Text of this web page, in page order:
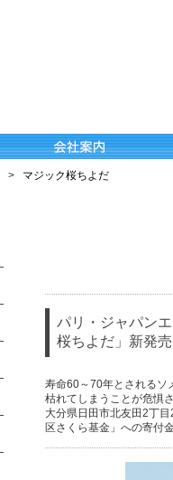
> マジック桜ちよだ
パリ・ジャパン
桜ちよだ」新発売
寿命60～70年とされるソ
枯れてしまうことが危惧
大分県日田市北友田2丁
区さくら基金」への寄付